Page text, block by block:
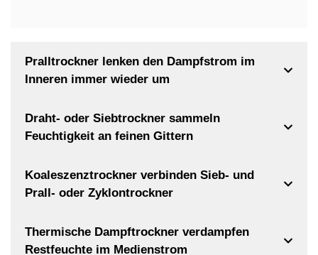
Pralltrockner lenken den Dampfstrom im
Inneren immer wieder um
Draht- oder Siebtrockner sammeln
Feuchtigkeit an feinen Gittern
Koaleszenztrockner verbinden Sieb- und
Prall- oder Zyklontrockner
Thermische Dampftrockner verdampfen
Restfeuchte im Medienstrom